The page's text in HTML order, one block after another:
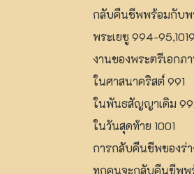
กลับคืนชีพพร้อมกับพ
พระเยซู 994-95,1019
งานของพระตรีเอกภ
ในศาสนาคริสต์ 991
ในพันธสัญญาเดิม
ในวันสุดท้าย 1001
การกลับคืนชีพของร่า
ทุกคนจะกลับคืนชีพพร้